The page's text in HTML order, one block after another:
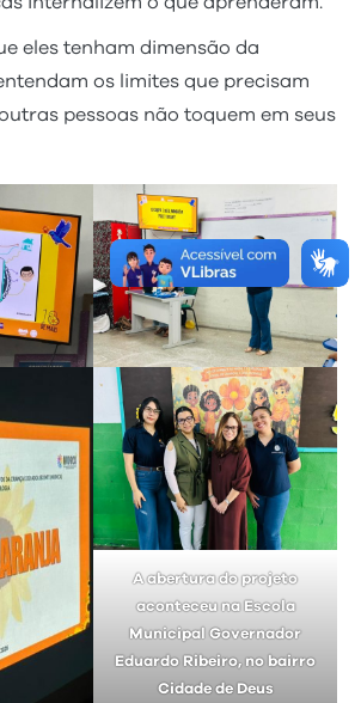
eles tenham dimensão da
os limites que precisam
pessoas não toquem em seus
A abertura do projeto
aconteceu na Escola
Municipal Governador
Eduardo Ribeiro, no bairro
Cidade de Deus